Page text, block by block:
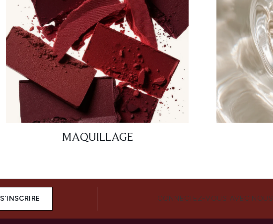
MAQUILLAGE
S'INSCRIRE CONNECTEZ-VOUS AVEC NOUS